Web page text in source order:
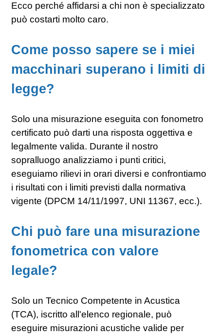
Ecco perché affidarsi a chi non è specializzato
può costarti molto caro.
Come posso sapere se i miei
macchinari superano i limiti di
legge?
Solo una misurazione eseguita con fonometro
certificato può darti una risposta oggettiva e
legalmente valida. Durante il nostro
sopralluogo analizziamo i punti critici,
eseguiamo rilievi in orari diversi e confrontiamo
i risultati con i limiti previsti dalla normativa
vigente (DPCM 14/11/1997, UNI 11367, ecc.).
Chi può fare una misurazione
fonometrica con valore
legale?
Solo un Tecnico Competente in Acustica
(TCA), iscritto all'elenco regionale, può
eseguire misurazioni acustiche valide per